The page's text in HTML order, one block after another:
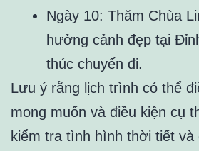
Ngày 10: Thăm Chùa
hưởng cảnh đẹp tại
thúc chuyến đi.
Lưu ý rằng lịch trình có thể
mong muốn và điều kiện cụ
kiểm tra tình hình thời tiết và